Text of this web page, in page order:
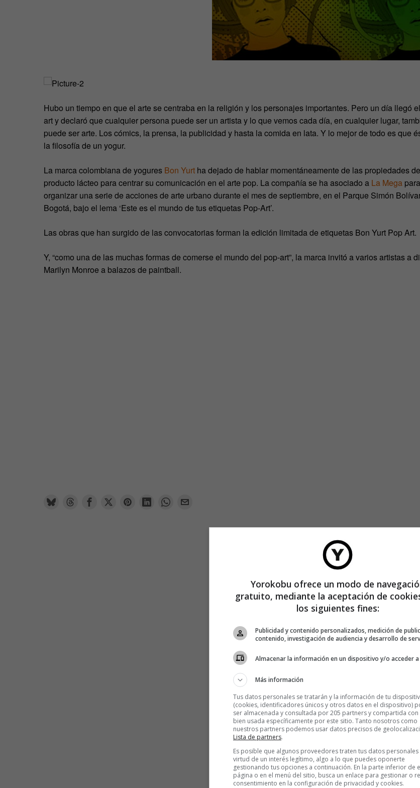
Hubo un tiempo en que el arte se centraba en la religión y los personajes importantes. Pero un día llegó
art y declaró que cualquier persona puede ser un artista y lo que vemos cada día, en cualquier lugar,
puede ser arte. Los cómics, la prensa, la publicidad y hasta la comida en lata. Y lo mejor de todo es que
la filosofía de un yogur.
La marca colombiana de yogures Bon Yurt ha dejado de hablar momentáneamente de las propiedades
producto lácteo para centrar su comunicación en el arte pop. La compañía se ha asociado a La Mega para
organizar una serie de acciones de arte urbano durante el mes de septiembre, en el Parque Simón
Bogotá, bajo el lema ‘Este es el mundo de tus etiquetas Pop-Art’.
Las obras que han surgido de las convocatorias forman la edición limitada de etiquetas Bon Yurt Pop Art.
Y, “como una de las muchas formas de comerse el mundo del pop-art”, la marca invitó a varios artistas a
Marilyn Monroe a balazos de paintball.
Yorokobu ofrece un modo de
gratuito, mediante la aceptación de
los siguientes fines:
Publicidad y contenido personalizados, medición de
contenido, investigación de audiencia y desarrollo de
Almacenar la información en un dispositivo y/o acceder a
Más información
Tus datos personales se tratarán y la información de tu
(cookies, identificadores únicos y otros datos en el dispositivo)
ser almacenada y consultada por 205 partners y compartida con
bien usada específicamente por este sitio. Tanto nosotros como
nuestros partners podemos usar datos precisos de
Lista de partners.
Es posible que algunos proveedores traten tus datos personales
virtud de un interés legítimo, algo a lo que puedes oponerte
gestionando tus opciones a continuación. En la parte inferior de
página o en el menú del sitio, busca un enlace para gestionar o
consentimiento en la configuración de privacidad y cookies.